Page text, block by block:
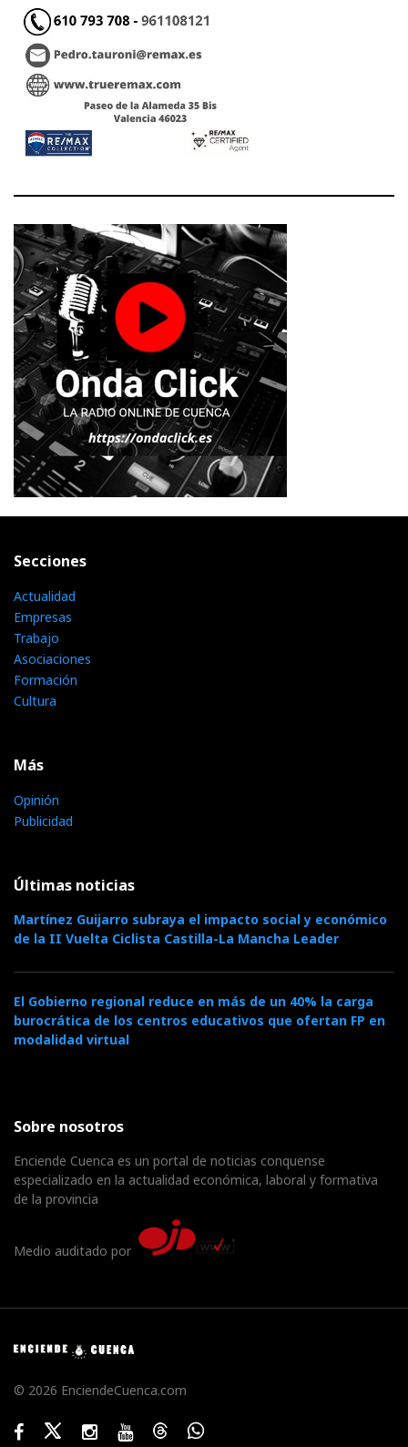
Secciones
Actualidad
Empresas
Trabajo
Asociaciones
Formación
Cultura
Más
Opinión
Publicidad
Últimas noticias
Martínez Guijarro subraya el impacto social y económico
de la II Vuelta Ciclista Castilla-La Mancha Leader
El Gobierno regional reduce en más de un 40% la carga
burocrática de los centros educativos que ofertan FP en
modalidad virtual
Sobre nosotros
Enciende Cuenca es un portal de noticias conquense
especializado en la actualidad económica, laboral y formativa
de la provincia
Medio auditado por
© 2026 EnciendeCuenca.com
FacebookTwitterInstagramYoutubeThreadsWhatsApp